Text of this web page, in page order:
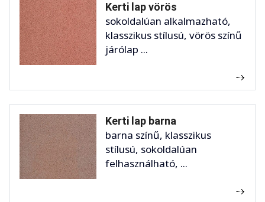
Kerti lap vörös
sokoldalúan alkalmazható,
klasszikus stílusú, vörös színű
járólap ...
Kerti lap barna
barna színű, klasszikus
stílusú, sokoldalúan
felhasználható, ...